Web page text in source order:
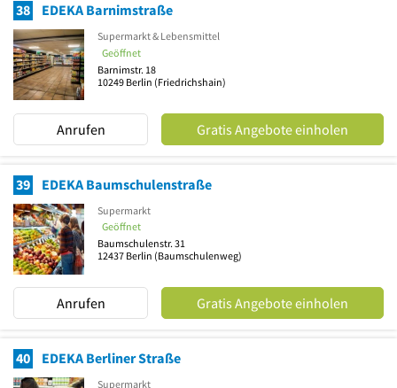
38 EDEKA Barnimstraße
Supermarkt & Lebensmittel
Geöffnet
Barnimstr. 18
10249 Berlin (Friedrichshain)
Anrufen Gratis Angebote einholen
39 EDEKA Baumschulenstraße
Supermarkt
Geöffnet
Baumschulenstr. 31
12437 Berlin (Baumschulenweg)
Anrufen Gratis Angebote einholen
40 EDEKA Berliner Straße
Supermarkt